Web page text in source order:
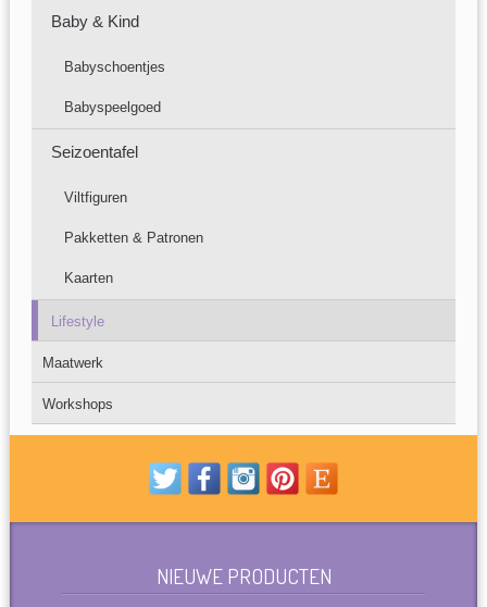
Baby & Kind
Babyschoentjes
Babyspeelgoed
Seizoentafel
Viltfiguren
Pakketten & Patronen
Kaarten
Lifestyle
Maatwerk
Workshops
NIEUWE PRODUCTEN